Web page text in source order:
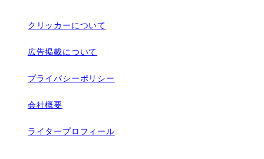
クリッカーについて
広告掲載について
プライバシーポリシー
会社概要
ライタープロフィール